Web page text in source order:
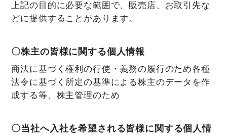
上記の目的に必要な範囲で、販売店、お取引先な
どに提供することがあります。
〇株主の皆様に関する個人情報
商法に基づく権利の行使・義務の履行のため各種
法令に基づく所定の基準による株主のデータを作
成する等、株主管理のため
〇当社へ入社を希望される皆様に関する個人情